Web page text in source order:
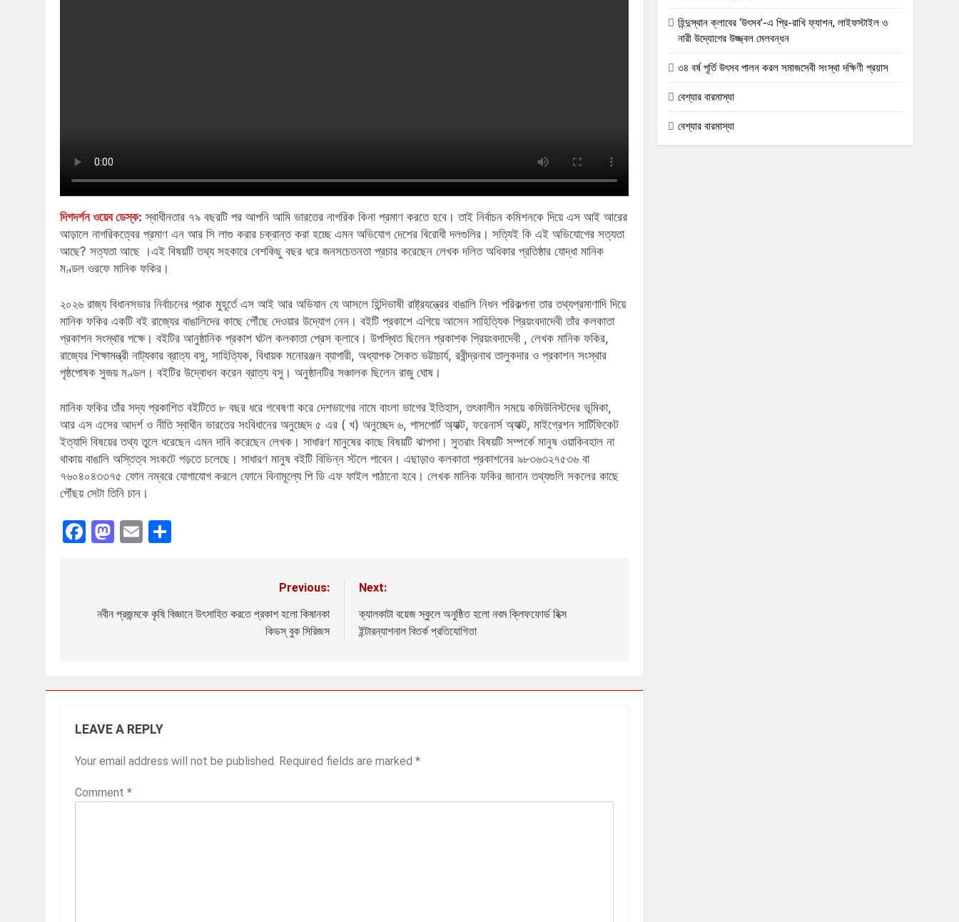
দিগদর্শন ওয়েব ডেস্ক: স্বাধীনতার ৭৯ বছরটি পর আপনি আমি ভারতের নাগরিক কিনা প্রমাণ করতে হবে। তাই নির্বাচন কমিশনকে দিয়ে এস আই আরের
আড়ালে নাগরিকত্বের প্রমাণ এন আর সি লাগু করার চক্রান্ত করা হচ্ছে এমন অভিযোগ দেশের বিরোধী দলগুলির। সত্যিই কি এই অভিযোগের সত্যতা
আছে? সত্যতা আছে ।এই বিষয়টি তথ্য সহকারে বেশকিছু বছর ধরে জনসচেতনতা প্রচার করেছেন লেখক দলিত অধিকার প্রতিষ্ঠার যোদ্ধা মানিক
মণ্ডল ওরফে মানিক ফকির।
২০২৬ রাজ্য বিধানসভার নির্বাচনের প্রাক মুহূর্তে এস আই আর অভিযান যে আসলে হিন্দিভাষী রাষ্ট্রযন্ত্রের বাঙালি নিধন পরিকল্পনা তার তথ্যপ্রমাণাদি দিয়ে
মানিক ফকির একটি বই রাজ্যের বাঙালিদের কাছে পৌঁছে দেওয়ার উদ্যোগ নেন। বইটি প্রকাশে এগিয়ে আসেন সাহিত্যিক প্রিয়ংবদাদেবী তাঁর কলকাতা
প্রকাশন সংস্থার পক্ষে। বইটির আনুষ্ঠানিক প্রকাশ ঘটল কলকাতা প্রেস ক্লাবে। উপস্থিত ছিলেন প্রকাশক প্রিয়ংবদাদেবী , লেখক মানিক ফকির,
রাজ্যের শিক্ষামন্ত্রী নাট্যকার ব্রাত্য বসু, সাহিত্যিক, বিধায়ক মনোরঞ্জন ব্যাপারী, অধ্যাপক সৈকত ভট্টাচার্য, রবীন্দ্রনাথ তালুকদার ও প্রকাশন সংস্থার
পৃষ্ঠপোষক সুজয় মণ্ডল। বইটির উদ্বোধন করেন ব্রাত্য বসু। অনুষ্ঠানটির সঞ্চালক ছিলেন রাজু ঘোষ।
মানিক ফকির তাঁর সদ্য প্রকাশিত বইটিতে ৮ বছর ধরে গবেষণা করে দেশভাগের নামে বাংলা ভাগের ইতিহাস, তৎকালীন সময়ে কমিউনিস্টদের ভূমিকা,
আর এস এসের আদর্শ ও নীতি স্বাধীন ভারতের সংবিধানের অনুচ্ছেদ ৫ এর ( খ) অনুচ্ছেদ ৬, পাসপোর্ট অ্যাক্ট, ফরেনার্স অ্যাক্ট, মাইগ্রেশন সার্টিফিকেট
ইত্যাদি বিষয়ের তথ্য তুলে ধরেছেন এমন দাবি করেছেন লেখক। সাধারণ মানুষের কাছে বিষয়টি ঝাপসা। সুতরাং বিষয়টি সম্পর্কে মানুষ ওয়াকিবহাল না
থাকায় বাঙালি অস্তিত্ব সংকটে পড়তে চলেছে। সাধারণ মানুষ বইটি বিভিন্ন স্টলে পাবেন। এছাড়াও কলকাতা প্রকাশনের ৯৮৩৬৩২৭৫৩৬ বা
৭৬০৪০৪৩৩৭৫ ফোন নম্বরে যোগাযোগ করলে ফোনে বিনামূল্যে পি ডি এফ ফাইল পাঠানো হবে। লেখক মানিক ফকির জানান তথ্যগুলি সকলের কাছে
পৌঁছয় সেটা তিনি চান।
Facebook
Mastodon
Email
navigation
Previous:
নবীন প্রজন্মকে কৃষি বিজ্ঞানে উৎসাহিত করতে প্রকাশ হলো কিষানকা
কিডস্ বুক সিরিজস
Next:
ক্যালকাটা বয়েজ স্কুলে অনুষ্ঠিত হলো নবম ক্লিফফোর্ড হিক্স
ইন্টারন্যাশনাল বিতর্ক প্রতিযোগিতা
LEAVE A REPLY
Your email address will not be published. Required fields are marked *
Comment *
হিন্দুস্থান ক্লাবের ‘উৎসব’-এ প্রি-রাখি ফ্যাশন, লাইফস্টাইল ও
নারী উদ্যোগের উজ্জ্বল মেলবন্ধন
৩৪ বর্ষ পূর্তি উৎসব পালন করল সমাজসেবী সংস্থা দক্ষিণী প্রয়াস
বেশ্যার বারমাস্যা
বেশ্যার বারমাস্যা